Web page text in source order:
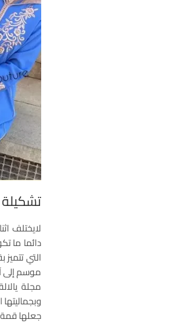
لايختلف
دائما ما
التي
موسم إلى
مجلة
جعلها